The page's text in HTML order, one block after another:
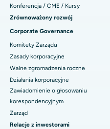
Znajdź ginekologa
Znajdź lekarza ogólnego
Znajdź psychologa
Znajdź chirurga
Najlepszy szpital w sektorze
Najlepszy szpital w
Najlepszy szpital w
Najlepszy szpital przy
Najlepszy szpital w oddziale
Najlepszy szpital przy Seepat
Najlepszy szpital w
Operacja rekonstrukcji ACL
Odwrócenie ramienia
Ablacja endometrium
Embolizacja tętnicy macicznej
Cystektomia jajnika
Operacja raka piersi
Konferencja / CME / Kursy
Zrównoważony rozwój
Corporate Governance
Komitety Zarządu
Zasady korporacyjne
Walne zgromadzenia roczne
Działania korporacyjne
Zawiadomienie o głosowaniu
korespondencyjnym
Zarząd
Relacje z inwestorami